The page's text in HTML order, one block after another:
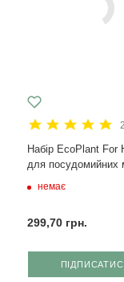
2
Набір EcoPlant For
для посудомийних
немає
299,70 грн.